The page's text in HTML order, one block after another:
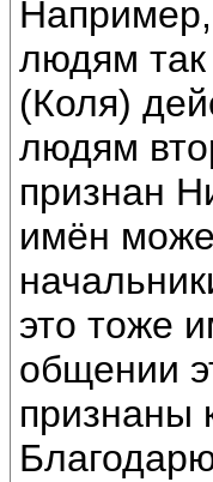
людям так
(Коля)
людям
признан
имён
это тоже
общении
признаны